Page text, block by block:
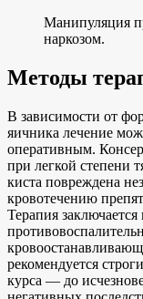
Манипуляция
наркозом.
Методы
В зависимости от
яичника лечение
оперативным.
при легкой степени
киста повреждена
кровотечению
Терапия
рекомендуется
курса — до